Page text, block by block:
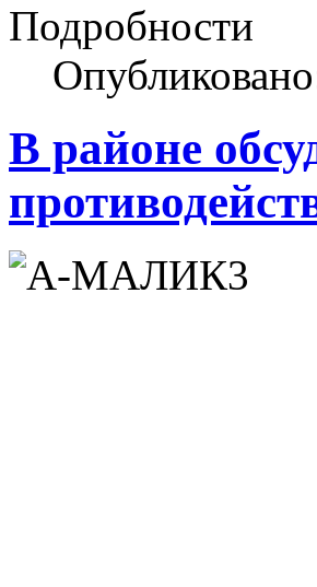
Подробности
В районе